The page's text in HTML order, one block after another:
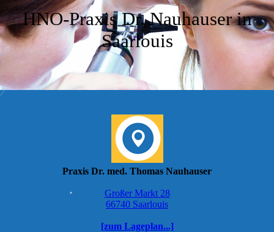
HNO-Praxis Dr. Nauhauser in
Saarlouis
Praxis Dr. med. Thomas Nauhauser
Großer Markt 28
66740 Saarlouis
[zum Lageplan...]